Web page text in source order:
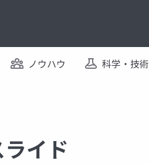
ノウハウ 科学・技術
イド